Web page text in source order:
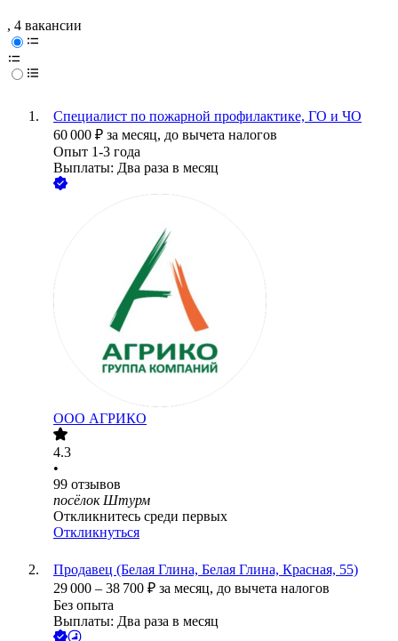
, 4 вакансии
Специалист по пожарной профилактике, ГО и ЧО
60 000 ₽ за месяц, до вычета налогов
Опыт 1-3 года
Выплаты: Два раза в месяц
ООО АГРИКО
4.3
•
99 отзывов
посёлок Штурм
Откликнитесь среди первых
Откликнуться
Продавец (Белая Глина, Белая Глина, Красная, 55)
29 000 – 38 700 ₽ за месяц, до вычета налогов
Без опыта
Выплаты: Два раза в месяц